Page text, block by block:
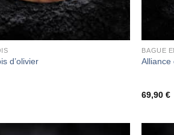
d’olivier
BAGUE
Alliance
69,90€